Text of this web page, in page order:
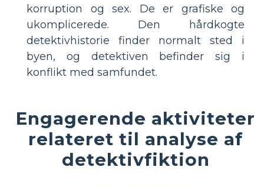
korruption og sex. De er grafiske og
ukomplicerede. Den hårdkogte
detektivhistorie finder normalt sted i
byen, og detektiven befinder sig i
konflikt med samfundet.
Engagerende aktiviteter
relateret til analyse af
detektivfiktion